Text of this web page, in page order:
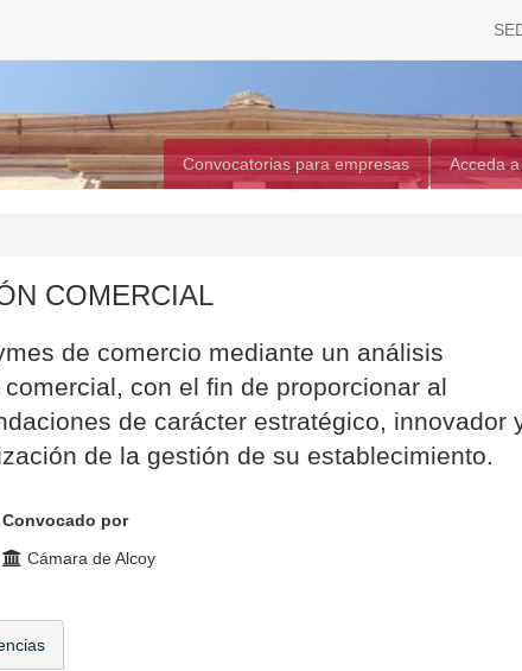
Convocatorias para empresas Acceda
COMERCIAL
de comercio mediante un análisis
con el fin de proporcionar al
de carácter estratégico, innovador
de la gestión de su establecimiento.
Convocado por
Cámara de Alcoy